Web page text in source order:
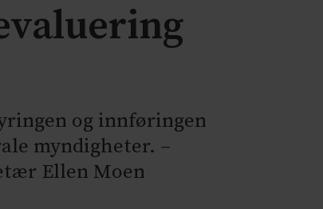
og innføringen
myndigheter. –
Ellen Moen